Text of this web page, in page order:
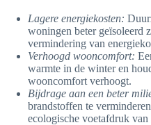
Lagere energiekosten:
woningen beter geïsoleerd
vermindering van
Verhoogd wooncomfort:
warmte in de winter en
wooncomfort verhoogt.
Bijdrage aan een beter
brandstoffen te
ecologische voetafdruk